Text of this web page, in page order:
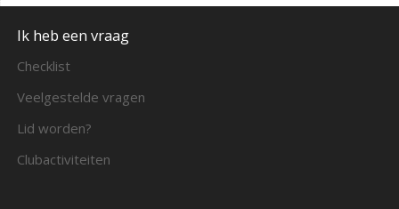
Ik heb een vraag
Checklist
Veelgestelde vragen
Lid worden?
Clubactiviteiten